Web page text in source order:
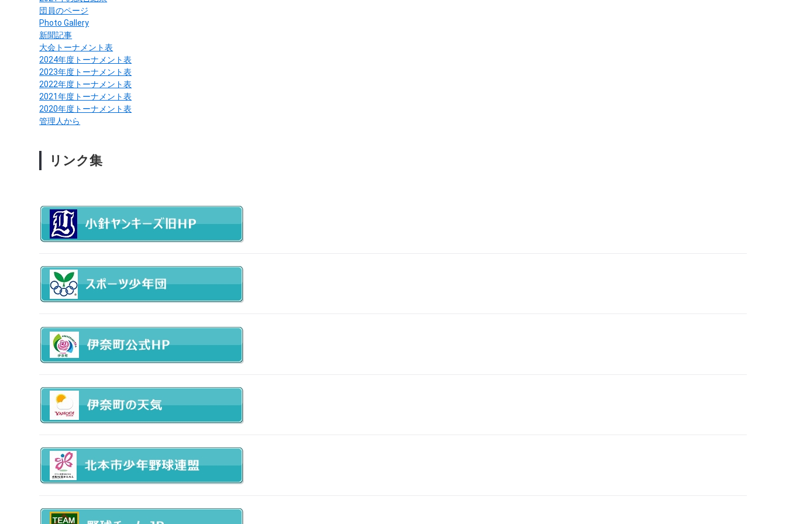
団員のページ
Photo Gallery
新聞記事
大会トーナメント表
2024年度トーナメント表
2023年度トーナメント表
2022年度トーナメント表
2021年度トーナメント表
2020年度トーナメント表
管理人から
リンク集